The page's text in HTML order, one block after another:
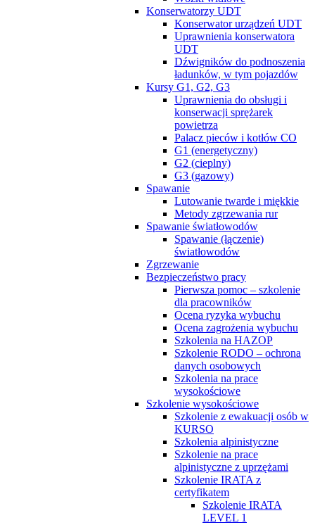
Konserwatorzy UDT
Konserwator urządzeń UDT
Uprawnienia konserwatora
UDT
Dźwigników do podnoszenia
ładunków, w tym pojazdów
Kursy G1, G2, G3
Uprawnienia do obsługi i
konserwacji sprężarek
powietrza
Palacz pieców i kotłów CO
G1 (energetyczny)
G2 (cieplny)
G3 (gazowy)
Spawanie
Lutowanie twarde i miękkie
Metody zgrzewania rur
Spawanie światłowodów
Spawanie (łączenie)
światłowodów
Zgrzewanie
Bezpieczeństwo pracy
Pierwsza pomoc – szkolenie
dla pracowników
Ocena ryzyka wybuchu
Ocena zagrożenia wybuchu
Szkolenia na HAZOP
Szkolenie RODO – ochrona
danych osobowych
Szkolenia na prace
wysokościowe
Szkolenie wysokościowe
Szkolenie z ewakuacji osób w
KURSO
Szkolenia alpinistyczne
Szkolenie na prace
alpinistyczne z uprzężami
Szkolenie IRATA z
certyfikatem
Szkolenie IRATA
LEVEL 1